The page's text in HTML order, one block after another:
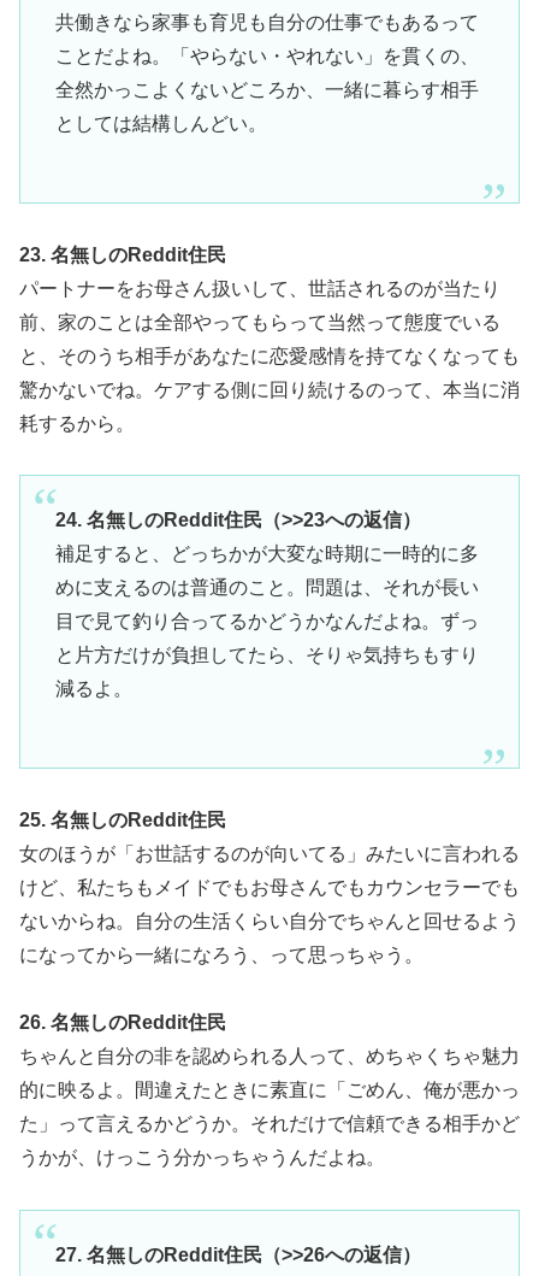
共働きなら家事も育児も自分の仕事でもあるって
ことだよね。「やらない・やれない」を貫くの、
全然かっこよくないどころか、一緒に暮らす相手
としては結構しんどい。
23. 名無しのReddit住民
パートナーをお母さん扱いして、世話されるのが当たり
前、家のことは全部やってもらって当然って態度でいる
と、そのうち相手があなたに恋愛感情を持てなくなっても
驚かないでね。ケアする側に回り続けるのって、本当に消
耗するから。
24. 名無しのReddit住民（>>23への返信）
補足すると、どっちかが大変な時期に一時的に多
めに支えるのは普通のこと。問題は、それが長い
目で見て釣り合ってるかどうかなんだよね。ずっ
と片方だけが負担してたら、そりゃ気持ちもすり
減るよ。
25. 名無しのReddit住民
女のほうが「お世話するのが向いてる」みたいに言われる
けど、私たちもメイドでもお母さんでもカウンセラーでも
ないからね。自分の生活くらい自分でちゃんと回せるよう
になってから一緒になろう、って思っちゃう。
26. 名無しのReddit住民
ちゃんと自分の非を認められる人って、めちゃくちゃ魅力
的に映るよ。間違えたときに素直に「ごめん、俺が悪かっ
た」って言えるかどうか。それだけで信頼できる相手かど
うかが、けっこう分かっちゃうんだよね。
27. 名無しのReddit住民（>>26への返信）